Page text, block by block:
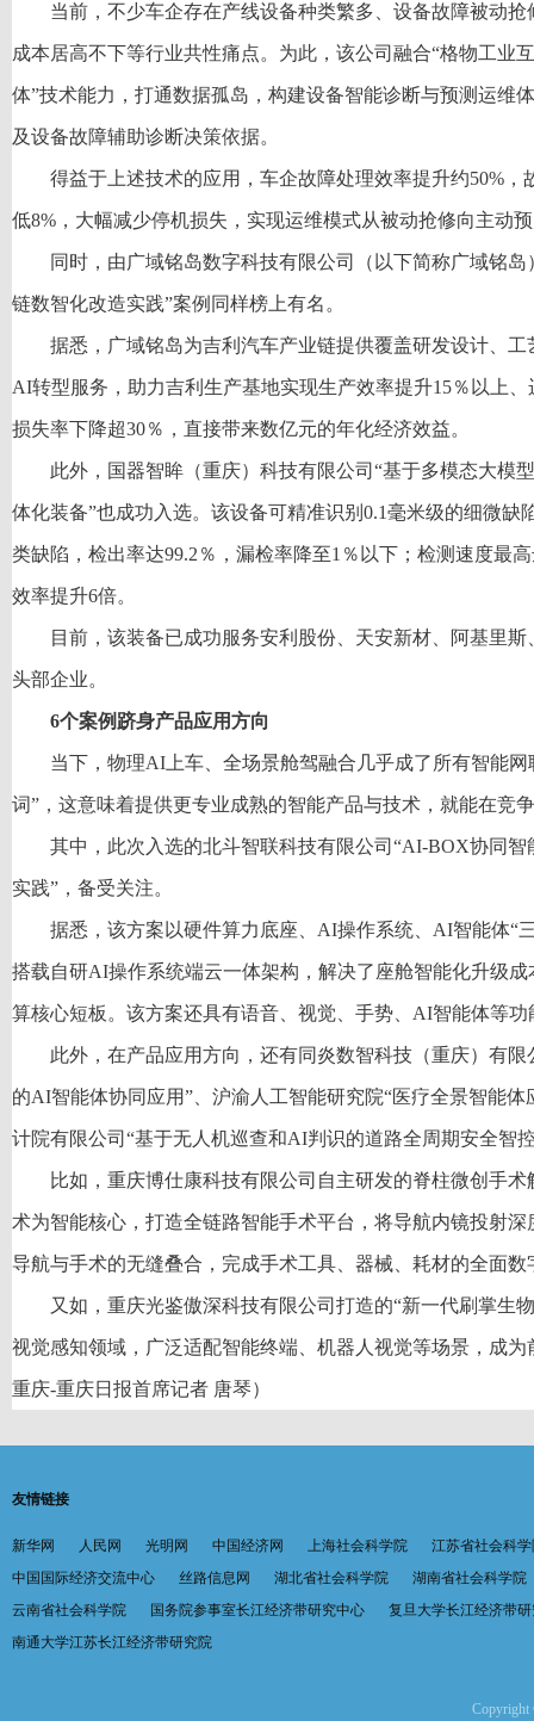
当前，不少车企存在产线设备种类繁多、设备故障被动
成本居高不下等行业共性痛点。为此，该公司融合“格物工业
体”技术能力，打通数据孤岛，构建设备智能诊断与预测运维
及设备故障辅助诊断决策依据。
得益于上述技术的应用，车企故障处理效率提升约50%，
低8%，大幅减少停机损失，实现运维模式从被动抢修向主动
同时，由广域铭岛数字科技有限公司（以下简称广域铭
链数智化改造实践”案例同样榜上有名。
据悉，广域铭岛为吉利汽车产业链提供覆盖研发设计、
AI转型服务，助力吉利生产基地实现生产效率提升15％以上
损失率下降超30％，直接带来数亿元的年化经济效益。
此外，国器智眸（重庆）科技有限公司“基于多模态大模
体化装备”也成功入选。该设备可精准识别0.1毫米级的细微缺
类缺陷，检出率达99.2％，漏检率降至1％以下；检测速度最
效率提升6倍。
目前，该装备已成功服务安利股份、天安新材、阿基里
头部企业。
6个案例跻身产品应用方向
当下，物理AI上车、全场景舱驾融合几乎成了所有智能
词”，这意味着提供更专业成熟的智能产品与技术，就能在竞
其中，此次入选的北斗智联科技有限公司“AI-BOX协同
实践”，备受关注。
据悉，该方案以硬件算力底座、AI操作系统、AI智能体“
搭载自研AI操作系统端云一体架构，解决了座舱智能化升级
算核心短板。该方案还具有语音、视觉、手势、AI智能体等
此外，在产品应用方向，还有同炎数智科技（重庆）有
的AI智能体协同应用”、沪渝人工智能研究院“医疗全景智能
计院有限公司“基于无人机巡查和AI判识的道路全周期安全智
比如，重庆博仕康科技有限公司自主研发的脊柱微创手
术为智能核心，打造全链路智能手术平台，将导航内镜投射
导航与手术的无缝叠合，完成手术工具、器械、耗材的全面数
又如，重庆光鉴傲深科技有限公司打造的“新一代刷掌生
视觉感知领域，广泛适配智能终端、机器人视觉等场景，成
重庆-重庆日报首席记者 唐琴）
友情链接
新华网 人民网 光明网 中国经济网 上海社会科学院
江苏省社会科
中国国际经济交流中心
丝路信息网 湖北省社会科学院
湖南省社会科学院
云南省社会科学院
国务院参事室长江经济带研究中心
复旦大学长江经济带
南通大学江苏长江经济带研究院
Copyright